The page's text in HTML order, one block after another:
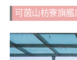
可茵山枋寮旗